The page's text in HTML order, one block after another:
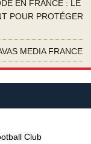
EN FRANCE : LE
POUR PROTÉGER
MEDIA FRANCE
Club